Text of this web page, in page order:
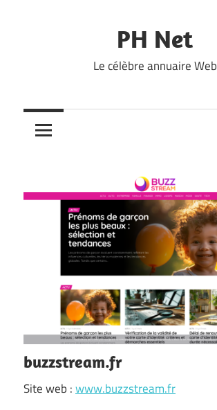
PH Net
Le célèbre annuaire Web
buzzstream.fr
Site web :www.buzzstream.fr